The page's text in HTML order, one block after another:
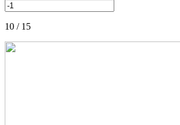
10 / 15